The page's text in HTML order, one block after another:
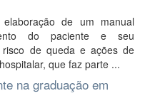
de um manual
do paciente e seu
risco de queda e ações de
que faz parte ...
na graduação em